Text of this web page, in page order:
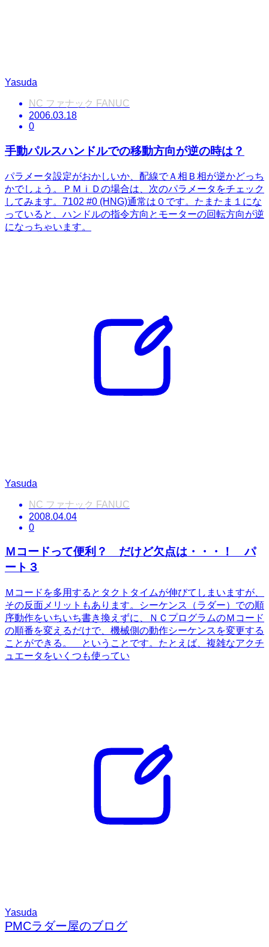
Yasuda
NC ファナック FANUC
2006.03.18
0
手動パルスハンドルでの移動方向が逆の時は？
パラメータ設定がおかしいか、配線でＡ相Ｂ相が逆かどっち
かでしょう。ＰＭｉＤの場合は、次のパラメータをチェック
してみます。7102 #0 (HNG)通常は０です。たまたま１にな
っていると、ハンドルの指令方向とモーターの回転方向が逆
になっちゃいます。
Yasuda
NC ファナック FANUC
2008.04.04
0
Ｍコードって便利？ だけど欠点は・・・！ パ
ート３
Ｍコードを多用するとタクトタイムが伸びてしまいますが、
その反面メリットもあります。シーケンス（ラダー）での順
序動作をいちいち書き換えずに、ＮＣプログラムのＭコード
の順番を変えるだけで、機械側の動作シーケンスを変更する
ことができる。 ということです。たとえば、複雑なアクチ
ュエータをいくつも使ってい
Yasuda
PMCラダー屋のブログ